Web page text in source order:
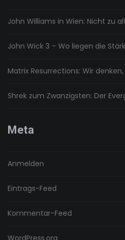
John Williams in Wien: Nicht zu
John Wick 3 – Wo liegen die
Matrix Resurrections: Wir
Shrek zum Zwanzigsten: Der
Meta
Anmelden
Eintrags-Feed
Kommentar-Feed